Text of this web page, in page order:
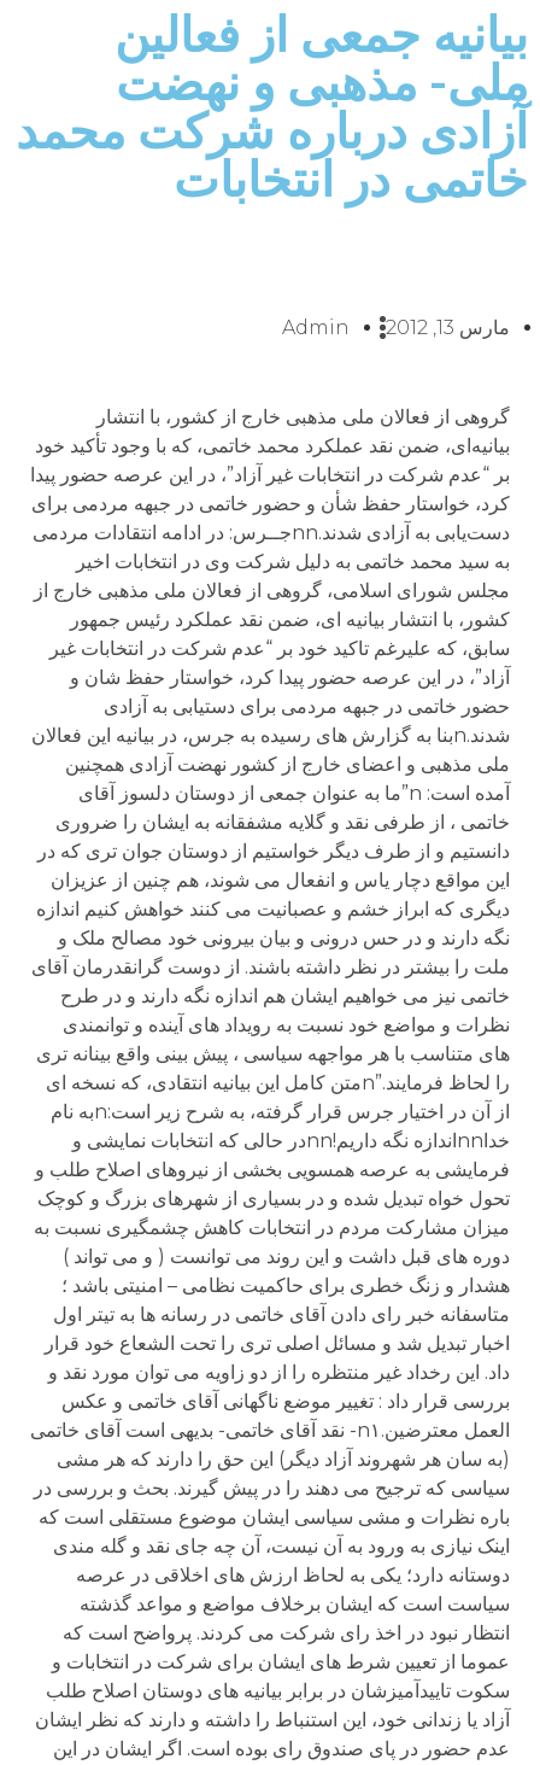
بيانيه جمعی از فعالين
ملی- مذهبی و نهضت
آزادی درباره شرکت محمد
خاتمی در انتخابات
مارس 13, 2012 Admin
گروهی از فعالان ملی مذهبی خارج از کشور، با انتشار
بيانيه‌ای، ضمن نقد عملکرد محمد خاتمی، که با وجود تأکيد خود
بر “عدم شرکت در انتخابات غير آزاد”، در اين عرصه حضور پيدا
کرد، خواستار حفظ شأن و حضور خاتمی در جبهه مردمی برای
دست‌يابی به آزادی شدند.nnجــرس: در ادامه انتقادات مردمی
به سيد محمد خاتمی به دليل شرکت وی در انتخابات اخير
مجلس شورای اسلامی، گروهی از فعالان ملی مذهبی خارج از
کشور، با انتشار بيانيه ای، ضمن نقد عملکرد رئيس جمهور
سابق، که عليرغم تاکيد خود بر “عدم شرکت در انتخابات غير
آزاد”، در اين عرصه حضور پيدا کرد، خواستار حفظ شان و
حضور خاتمی در جبهه مردمی برای دستيابی به آزادی
شدند.nبنا به گزارش های رسيده به جرس، در بيانيه اين فعالان
ملی مذهبی و اعضای خارج از کشور نهضت آزادی همچنين
آمده است: n”ما به عنوان جمعی از دوستان دلسوز آقای
خاتمی ، از طرفی نقد و گلايه مشفقانه به ايشان را ضروری
دانستيم و از طرف ديگر خواستيم از دوستان جوان تری که در
اين مواقع دچار ياس و انفعال می شوند، هم چنين از عزيزان
ديگری که ابراز خشم و عصبانيت می کنند خواهش کنيم اندازه
نگه دارند و در حس درونی و بيان بيرونی خود مصالح ملک و
ملت را بيشتر در نظر داشته باشند. از دوست گرانقدرمان آقای
خاتمی نيز می خواهيم ايشان هم اندازه نگه دارند و در طرح
نظرات و مواضع خود نسبت به رويداد های آينده و توانمندی
های متناسب با هر مواجهه سياسی ، پيش بينی واقع بينانه تری
را لحاظ فرمايند.”nمتن کامل اين بيانيه انتقادی، که نسخه ای
از آن در اختيار جرس قرار گرفته، به شرح زير است:nبه نام
خداnnاندازه نگه داريم!nnدر حالی که انتخابات نمايشی و
فرمايشی به عرصه همسويی بخشی از نيروهای اصلاح طلب و
تحول خواه تبديل شده و در بسياری از شهرهای بزرگ و کوچک
ميزان مشارکت مردم در انتخابات کاهش چشمگيری نسبت به
دوره های قبل داشت و اين روند می توانست ( و می تواند )
هشدار و زنگ خطری برای حاکميت نظامی – امنيتی باشد ؛
متاسفانه خبر رای دادن آقای خاتمی در رسانه ها به تيتر اول
اخبار تبديل شد و مسائل اصلی تری را تحت الشعاع خود قرار
داد. اين رخداد غير منتظره را از دو زاويه می توان مورد نقد و
بررسی قرار داد : تغيير موضع ناگهانی آقای خاتمی و عکس
العمل معترضين.n۱- نقد آقای خاتمی- بديهی است آقای خاتمی
(به سان هر شهروند آزاد ديگر) اين حق را دارند که هر مشی
سياسی که ترجيح می دهند را در پيش گيرند. بحث و بررسی در
باره نظرات و مشی سياسی ايشان موضوع مستقلی است که
اينک نيازی به ورود به آن نيست، آن چه جای نقد و گله مندی
دوستانه دارد؛ يکی به لحاظ ارزش های اخلاقی در عرصه
سياست است که ايشان برخلاف مواضع و مواعد گذشته
انتظار نبود در اخذ رای شرکت می کردند. پرواضح است که
عموما از تعيين شرط های ايشان برای شرکت در انتخابات و
سکوت تاييدآميزشان در برابر بيانيه های دوستان اصلاح طلب
آزاد يا زندانی خود، اين استنباط را داشته و دارند که نظر ايشان
عدم حضور در پای صندوق رای بوده است. اگر ايشان در اين